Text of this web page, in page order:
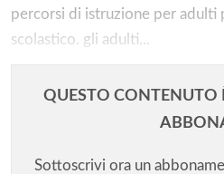
percorsi di istruzione per adulti
scolastico. gli adulti...
QUESTO CONTENUTO
Sottoscrivi ora un